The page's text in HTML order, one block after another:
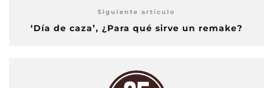
Siguiente artículo
‘Día de caza’, ¿Para qué sirve un remake?